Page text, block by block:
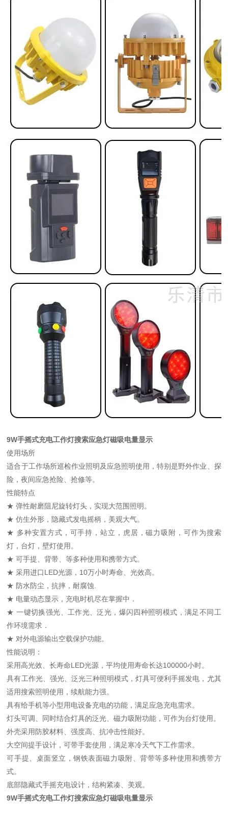
9W手摇式充电工作灯搜索应急灯磁吸电量显示
使用场所
适合于工作场所巡检作业照明及应急照明使用，特别是野外作业、探
险，夜间应急抢险、抢修等。
性能特点
★ 弹性耐磨阻尼旋转灯头，实现大范围照明。
★ 仿生外形，隐藏式发电摇柄，美观大气。
★ 多种安置方式，可手持，站立，虎居，磁力吸附，可作为搜索
灯，台灯，壁灯使用。
★ 可手提、背带、等多种使用和携带方式。
★ 采用进口LED光源，10万小时寿命、光效高。
★ 防水防尘，抗摔，耐腐蚀.
★ 电量动态显示，充电时机尽在掌握中．
★ 一键切换强光、工作光、泛光，爆闪四种照明模式，满足不同工
作环境需求．
★ 对外电源输出空载保护功能。
性能说明：
采用高光效、长寿命LED光源，平均使用寿命长达100000小时。
具有工作光、强光、泛光三种照明模式，灯具可便利手摇发电，尤其
适用搜索照明使用，续航能力强。
具有给手机等小型用电设备充电的功能，满足应急充电需求。
灯头可调、同时结合灯具的泛光、磁力吸附功能，可作为台灯使用。
外壳采用防胶材料、强度高、抗冲击性能好。
大空间提手设计，可带手套使用，满足寒冷天气下工作需求。
可手提、桌面竖立，钢铁表面磁力吸附、背带等多种使用和携带方
式。
底部隐藏式手摇充电设计，结构紧凑、美观。
9W手摇式充电工作灯搜索应急灯磁吸电量显示